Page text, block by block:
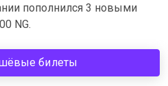
пополнился 3 новыми
NG.
билеты